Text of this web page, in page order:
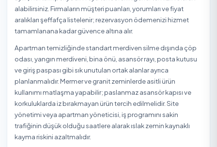
Üsküdar / İstanbul Diğer Temizlik
Üsküdar / İstanbul Cam Temizleme
Üsküdar / İstanbul Dezenfeksiyon
Üsküdar / İstanbul Ev Temizliği
Üsküdar / İstanbul Halı Yıkama
Üsküdar / İstanbul İlaçlama
Üsküdar / İstanbul İnşaat Sonrası Temizlik